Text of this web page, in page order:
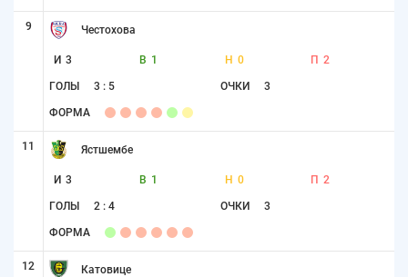
9 Честохова
И 3 В 1 Н 0 П 2
ГОЛЫ 3 : 5 ОЧКИ 3
ФОРМА
11 Ястшембе
И 3 В 1 Н 0 П 2
ГОЛЫ 2 : 4 ОЧКИ 3
ФОРМА
12 Катовице